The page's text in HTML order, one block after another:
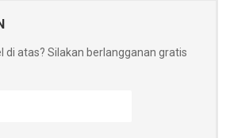
di atas? Silakan berlangganan gratis